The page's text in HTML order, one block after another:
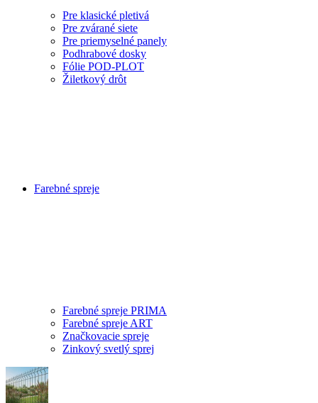
Pre klasické pletivá
Pre zvárané siete
Pre priemyselné panely
Podhrabové dosky
Fólie POD-PLOT
Žiletkový drôt
Farebné spreje
Farebné spreje PRIMA
Farebné spreje ART
Značkovacie spreje
Zinkový svetlý sprej